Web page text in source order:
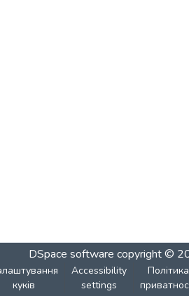
DSpace software copyright ©
куків
Accessibility
settings
Політика